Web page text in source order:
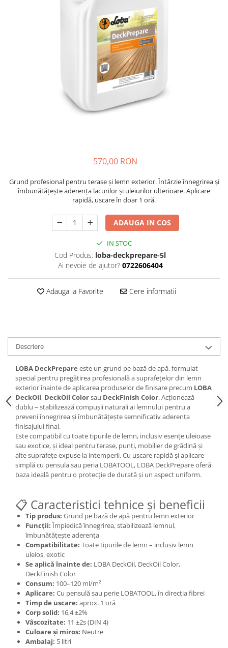
570,00 RON
Grund profesional pentru terase și lemn exterior. Întârzie înnegrirea și
îmbunătățește aderența lacurilor și uleiurilor ulterioare. Aplicare
rapidă, uscare în doar 1 oră.
ADAUGA IN COS
IN STOC
Cod Produs: loba-deckprepare-5l
Ai nevoie de ajutor? 0722606404
Adauga la Favorite Cere informatii
Descriere
LOBA DeckPrepare este un grund pe bază de apă, formulat
special pentru pregătirea profesională a suprafețelor din lemn
exterior înainte de aplicarea produselor de finisare precum LOBA
DeckOil, DeckOil Colorsau DeckFinish Color. Acționează
dublu – stabilizează compușii naturali ai lemnului pentru a
preveni înnegrirea și îmbunătățește semnificativ aderența
finisajului final.
Este compatibil cu toate tipurile de lemn, inclusiv esențe uleioase
sau exotice, și ideal pentru terase, punți, mobilier de grădină și
alte suprafețe expuse la intemperii. Cu uscare rapidă și aplicare
simplă cu pensula sau peria LOBATOOL, LOBA DeckPrepare oferă
baza ideală pentru o protecție de durată și un aspect uniform.
📋 Caracteristici tehnice și beneficii
Tip produs: Grund pe bază de apă pentru lemn exterior
Funcții: Împiedică înnegrirea, stabilizează lemnul,
îmbunătățește aderența
Compatibilitate: Toate tipurile de lemn – inclusiv lemn
uleios, exotic
Se aplică înainte de: LOBA DeckOil, DeckOil Color,
DeckFinish Color
Consum: 100–120 ml/m²
Aplicare: Cu pensulă sau perie LOBATOOL, în direcția fibrei
Timp de uscare: aprox. 1 oră
Corp solid: 16,4 ±2%
Vâscozitate: 11 ±2s (DIN 4)
Culoare și miros: Neutre
Ambalaj: 5 litri